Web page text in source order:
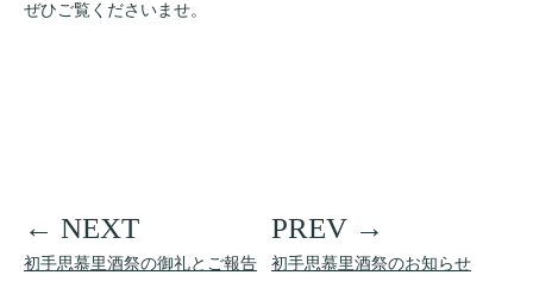
ぜひご覧くださいませ。
初手思慕里酒祭の御礼とご報告 初手思慕里酒祭のお知らせ